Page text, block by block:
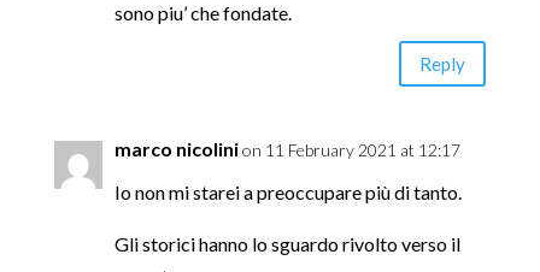
sono piu’ che fondate.
Reply
marco nicolinion 11 February 2021 at 12:17
Io non mi starei a preoccupare più di tanto.
Gli storici hanno lo sguardo rivolto verso il